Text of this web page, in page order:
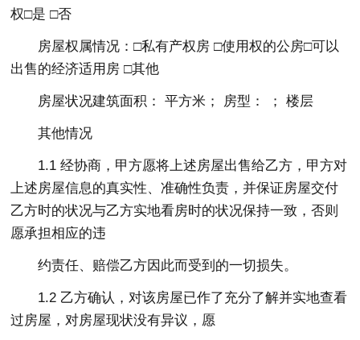
权□是 □否
房屋权属情况：□私有产权房 □使用权的公房□可以
出售的经济适用房 □其他
房屋状况建筑面积： 平方米； 房型： ； 楼层
其他情况
1.1 经协商，甲方愿将上述房屋出售给乙方，甲方对
上述房屋信息的真实性、准确性负责，并保证房屋交付
乙方时的状况与乙方实地看房时的状况保持一致，否则
愿承担相应的违
约责任、赔偿乙方因此而受到的一切损失。
1.2 乙方确认，对该房屋已作了充分了解并实地查看
过房屋，对房屋现状没有异议，愿